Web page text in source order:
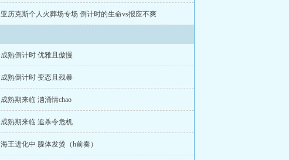
亚历克斯个人火葬场专场 倒计时的生命vs报应不爽
成熟倒计时 优雅且傲慢
成熟倒计时 变态且残暴
成熟期来临 汹涌情chao
成熟期来临 追杀令危机
海王进化中 腺体发烫（h前奏）